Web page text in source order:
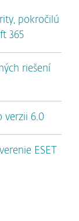
pokročilú
365
riešení
verzii 6.0
ESET